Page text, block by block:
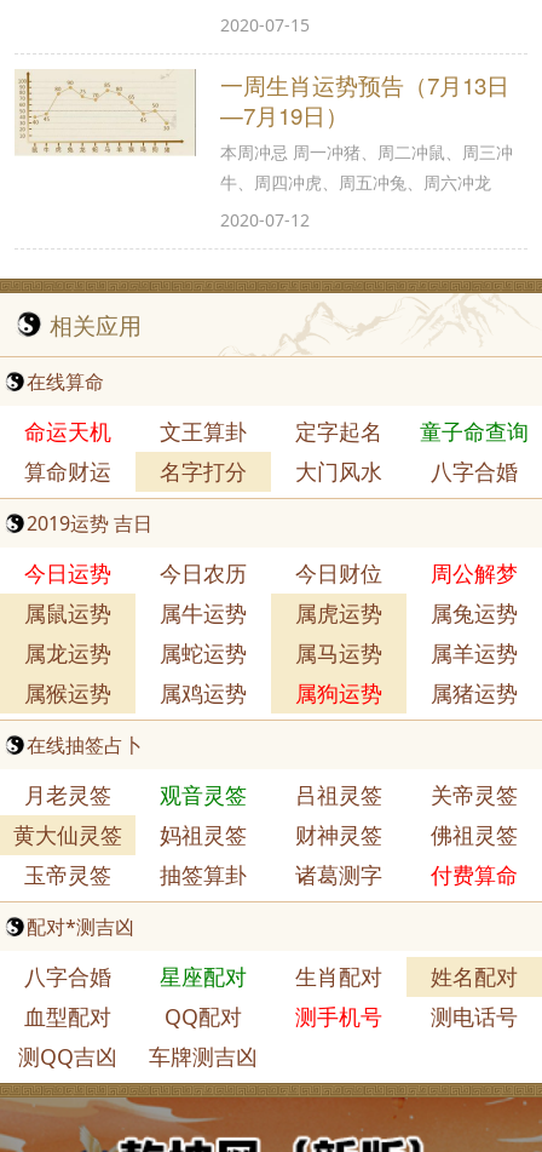
2020-07-15
一周生肖运势预告（7月13日
—7月19日）
本周冲忌 周一冲猪、周二冲鼠、周三冲
牛、周四冲虎、周五冲兔、周六冲龙
2020-07-12
相关应用
在线算命
命运天机 文王算卦 定字起名
童子命查询
算命财运
名字打分 大门风水 八字合婚
2019运势 吉日
今日运势 今日农历 今日财位
周公解梦
属鼠运势
属牛运势 属虎运势
属兔运势
属龙运势
属蛇运势 属马运势
属羊运势
属猴运势
属鸡运势 属狗运势 属猪运势
在线抽签占卜
月老灵签 观音灵签 吕祖灵签
关帝灵签
黄大仙灵签
妈祖灵签 财神灵签
佛祖灵签
玉帝灵签
抽签算卦 诸葛测字 付费算命
配对*测吉凶
八字合婚 星座配对 生肖配对
姓名配对
血型配对
QQ配对 测手机号
测电话号
测QQ吉凶
车牌测吉凶